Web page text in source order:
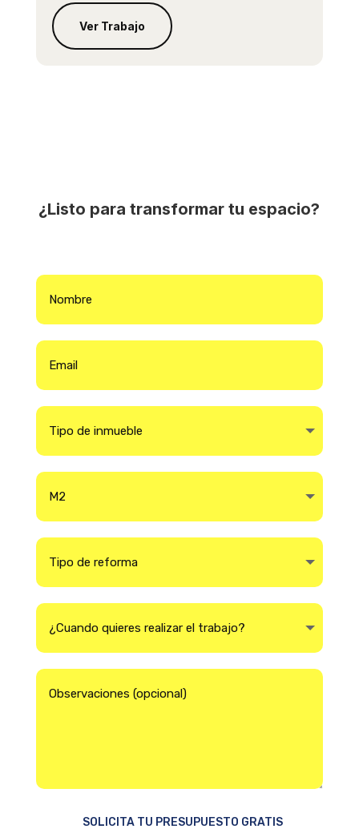
Ver Trabajo
¿Listo para transformar tu espacio?
SOLICITA TU PRESUPUESTO GRATIS